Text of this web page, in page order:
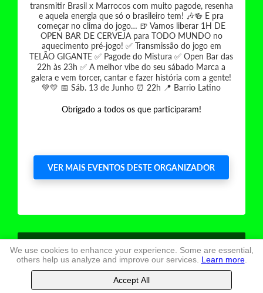
transmitir Brasil x Marrocos com muito pagode, resenha
e aquela energia que só o brasileiro tem! 🎶🍻 E pra
começar no clima do jogo… 🍺 Vamos liberar 1H DE
OPEN BAR DE CERVEJA para TODO MUNDO no
aquecimento pré-jogo! ✅ Transmissão do jogo em
TELÃO GIGANTE ✅ Pagode do Mistura ✅ Open Bar das
22h às 23h ✅ A melhor vibe do seu sábado Marca a
galera e vem torcer, cantar e fazer história com a gente!
💚💛 📅 Sáb. 13 de Junho ⏰ 22h 📍 Barrio Latino
Obrigado a todos os que participaram!
VER MAIS EVENTOS DESTE ORGANIZADOR
Terms and conditionsof use
TheLastSeat, Ltd. -2026
We use cookies to enhance your experience. Some are essential,
others help us analyze and improve our services. Learn more.
Accept All